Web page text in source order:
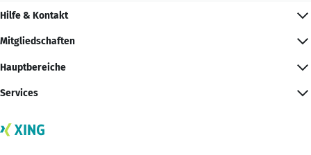
Hilfe & Kontakt
Mitgliedschaften
Hauptbereiche
Services